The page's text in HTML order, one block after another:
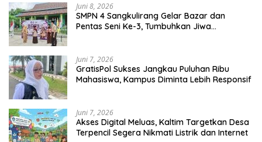
Juni 8, 2026
SMPN 4 Sangkulirang Gelar Bazar dan
Pentas Seni Ke-3, Tumbuhkan Jiwa
Juni 7, 2026
GratisPol Sukses Jangkau Puluhan Ribu
Mahasiswa, Kampus Diminta Lebih Responsif
Juni 7, 2026
Akses Digital Meluas, Kaltim Targetkan Desa
Terpencil Segera Nikmati Listrik dan Internet